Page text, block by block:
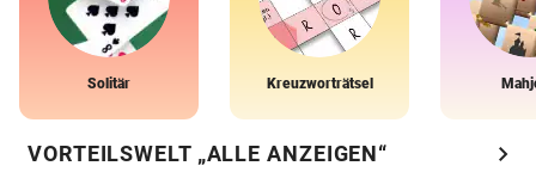
Solitär Kreuzworträtsel
VORTEILSWELT „ALLE ANZEIGEN“ chevron_right